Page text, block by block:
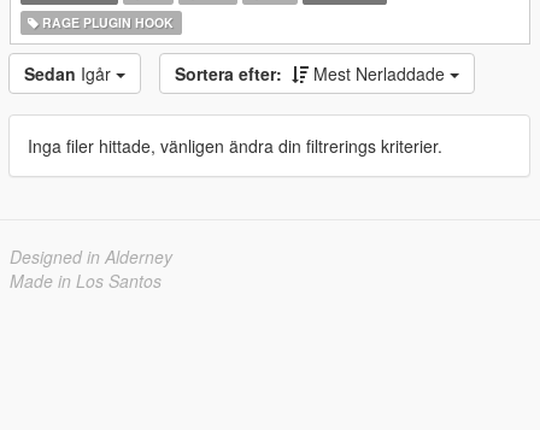
RAGE PLUGIN HOOK
Sedan Igår Sortera efter: Mest Nerladdade
Inga filer hittade, vänligen ändra din filtrerings kriterier.
Designed in Alderney
Made in Los Santos